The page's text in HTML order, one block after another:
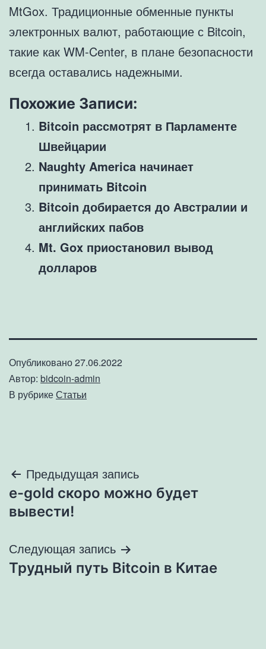
MtGox. Традиционные обменные пункты
электронных валют, работающие с Bitcoin,
такие как WM-Center, в плане безопасности
всегда оставались надежными.
Похожие Записи:
Bitcoin рассмотрят в Парламенте
Швейцарии
Naughty America начинает
принимать Bitcoin
Bitcoin добирается до Австралии и
английских пабов
Mt. Gox приостановил вывод
долларов
Опубликовано27.06.2022
Автор: bidcoin-admin
В рубрикеСтатьи
Навигация
по
Предыдущая запись
e-gold скоро можно будет
вывести!
Следующая запись
Трудный путь Bitcoin в Китае